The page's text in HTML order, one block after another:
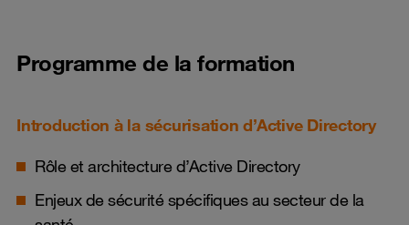
Programme de la formation
Introduction à la sécurisation d’Active Directory
Rôle et architecture d’Active Directory
Enjeux de sécurité spécifiques au secteur de la